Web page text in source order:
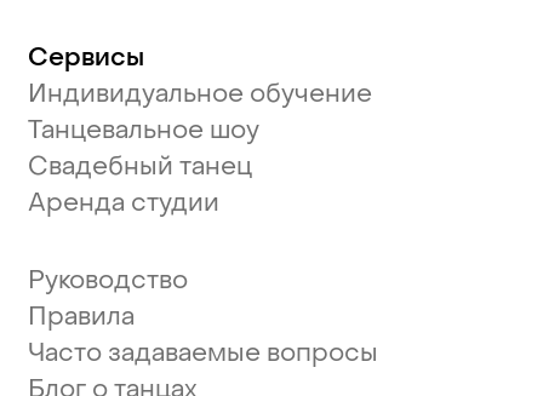
Сервисы
Индивидуальное обучение
Танцевальное шоу
Свадебный танец
Аренда студии
Руководство
Правила
Часто задаваемые вопросы
Блог о танцах